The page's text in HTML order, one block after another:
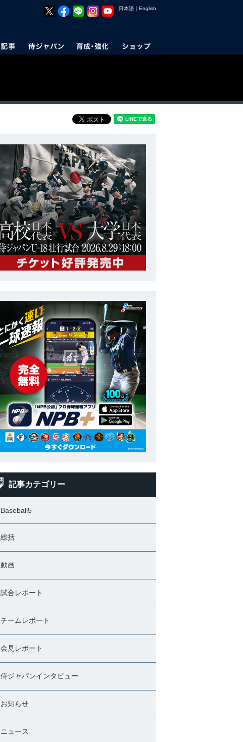
日本語 ｜ English
記事カテゴリー
Baseball5
総括
動画
試合レポート
チームレポート
会見レポート
侍ジャパンインタビュー
お知らせ
ニュース